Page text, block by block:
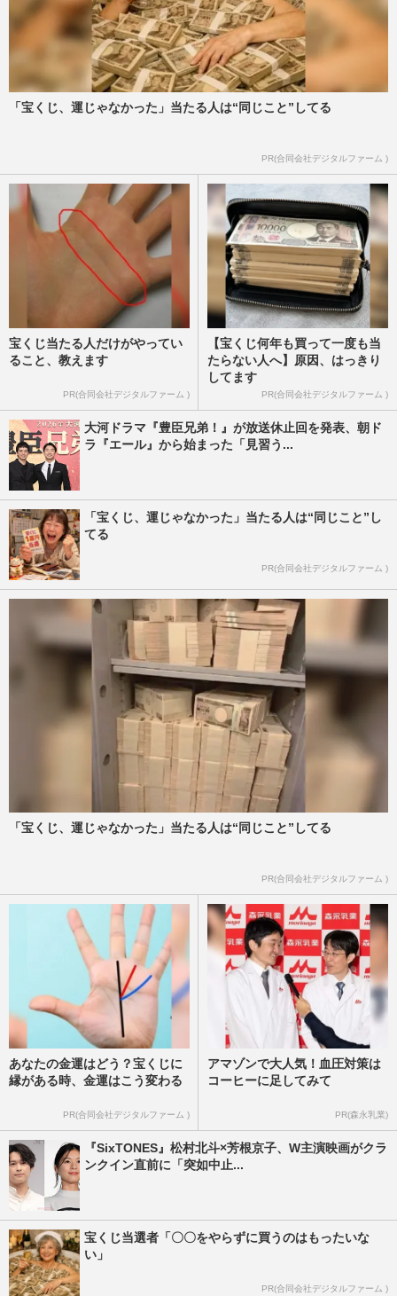
16歳で両脚を切断した26歳の車いすモデ
ル・みゅうさん「障害者と健常者の壁をエ
ンタメの力で壊していきたい…
週刊女性PRIME
パリ五輪代表選考で快進撃の競泳・池江璃
「宝くじ、運じゃなかった」当たる人は“同じこと”してる
PR(合同会社デジタルファーム )
宝くじ当たる人だけがやってい
ること、教えます
PR(合同会社デジタルファーム )
【宝くじ何年も買って一度も当
たらない人へ】原因、はっきり
してます
PR(合同会社デジタルファーム )
大河ドラマ『豊臣兄弟！』が放送休止回を発表、朝ド
ラ『エール』から始まった「見習う...
「宝くじ、運じゃなかった」当たる人は“同じこと”し
てる
PR(合同会社デジタルファーム )
「宝くじ、運じゃなかった」当たる人は“同じこと”してる
PR(合同会社デジタルファーム )
あなたの金運はどう？宝くじに
縁がある時、金運はこう変わる
PR(合同会社デジタルファーム )
アマゾンで大人気！血圧対策は
コーヒーに足してみて
PR(森永乳業)
『SixTONES』松村北斗×芳根京子、W主演映画がクラ
ンクイン直前に「突如中止...
宝くじ当選者「〇〇をやらずに買うのはもったいな
い」
PR(合同会社デジタルファーム )